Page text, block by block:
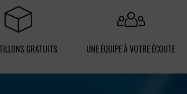
GRATUITS UNE ÉQUIPE À VOTRE ÉCOUTE